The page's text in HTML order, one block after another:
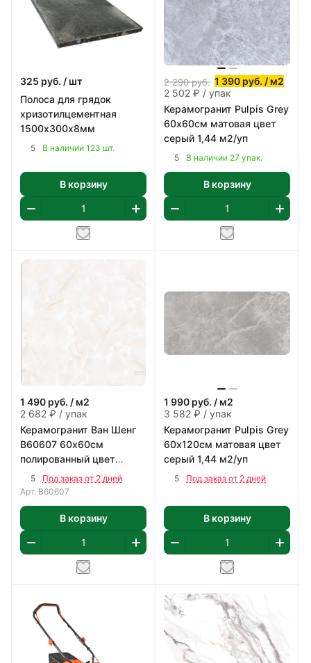
325 руб. / шт
Полоса для грядок
хризотилцементная
1500х300х8мм
5 В наличии 123 шт.
В корзину
2 290руб. 1 390 руб. / м2
2 502 ₽ / упак
Керамогранит Pulpis Grey
60х60см матовая цвет
серый 1,44 м2/уп
5 В наличии 27 упак.
В корзину
1 490 руб. / м2
2 682 ₽ / упак
Керамогранит Ван Шенг
В60607 60х60см
полированный цвет
бежево-коричневый 1,8
м2/уп
5
Под заказ от 2 дней
Арт. В60607
В корзину
1 990 руб. / м2
3 582 ₽ / упак
Керамогранит Pulpis Grey
60х120см матовая цвет
серый 1,44 м2/уп
5 Под заказ от 2 дней
В корзину